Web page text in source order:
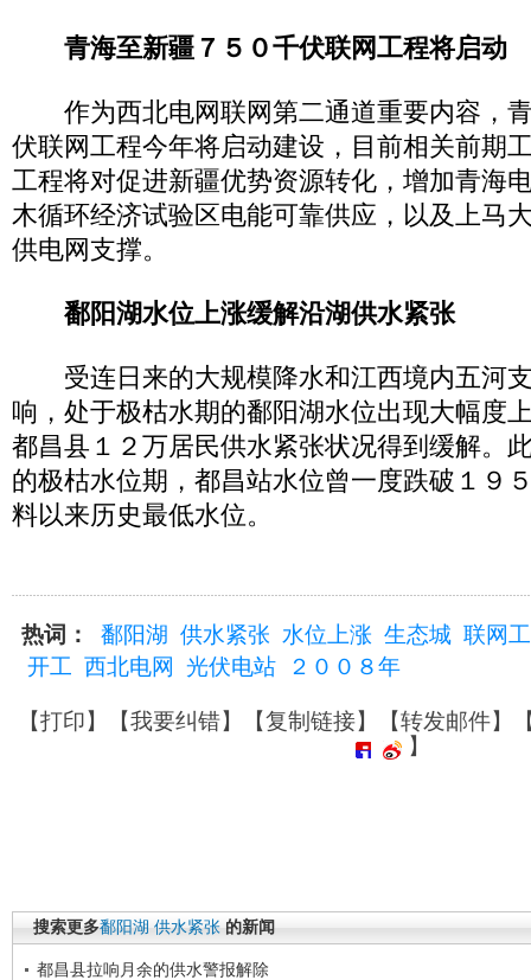
青海至新疆７５０千伏联网工程将启动
作为西北电网联网第二通道重要内容，
伏联网工程今年将启动建设，目前相关前期
工程将对促进新疆优势资源转化，增加青海
木循环经济试验区电能可靠供应，以及上马
供电网支撑。
鄱阳湖水位上涨缓解沿湖供水紧张
受连日来的大规模降水和江西境内五河
响，处于极枯水期的鄱阳湖水位出现大幅度
都昌县１２万居民供水紧张状况得到缓解。
的极枯水位期，都昌站水位曾一度跌破１９
料以来历史最低水位。
热词： 鄱阳湖 供水紧张 水位上涨 生态城 联网
开工 西北电网 光伏电站 ２００８年
【打印】【我要纠错】【复制链接】【转发邮件】
】
搜索更多鄱阳湖 供水紧张 的新闻
都昌县拉响月余的供水警报解除